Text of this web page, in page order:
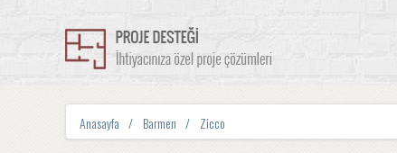
Anasayfa Barmen Zicco